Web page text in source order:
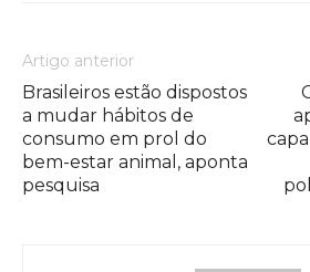
Artigo anterior
Brasileiros estão dispostos
a mudar hábitos de
consumo em prol do
bem-estar animal, aponta
pesquisa